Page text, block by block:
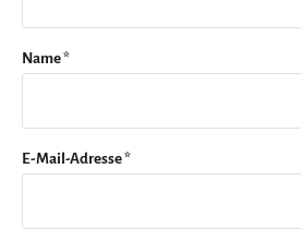
Name*
E-Mail-Adresse*